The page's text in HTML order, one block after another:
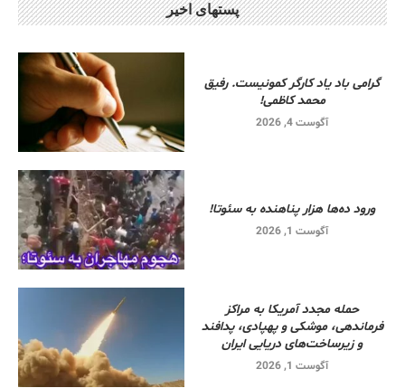
پستهای اخیر
گرامی باد یاد کارگر کمونیست. رفیق
محمد کاظمی!
آگوست 4, 2026
ورود ده‌ها هزار پناهنده به سئوتا!
آگوست 1, 2026
حمله مجدد آمریکا به مراکز
فرماندهی، موشکی و پهپادی، پدافند
و زیرساخت‌های دریایی ایران
آگوست 1, 2026